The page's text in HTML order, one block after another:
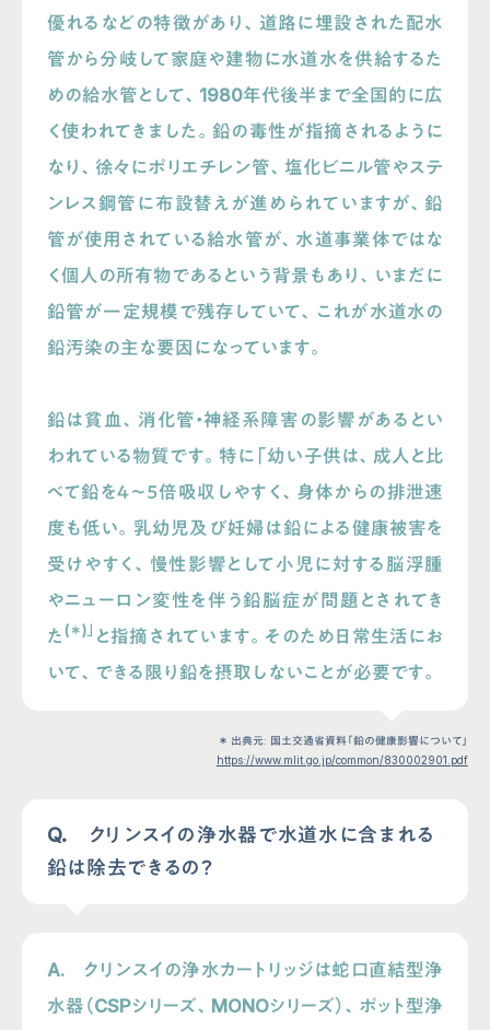
優れるなどの特徴があり、道路に埋設された配水
管から分岐して家庭や建物に水道水を供給するた
めの給水管として、1980年代後半まで全国的に広
く使われてきました。鉛の毒性が指摘されるように
なり、徐々にポリエチレン管、塩化ビニル管やステ
ンレス鋼管に布設替えが進められていますが、鉛
管が使用されている給水管が、水道事業体ではな
く個人の所有物であるという背景もあり、いまだに
鉛管が一定規模で残存していて、これが水道水の
鉛汚染の主な要因になっています。
鉛は貧血、消化管・神経系障害の影響があるとい
われている物質です。特に「幼い子供は、成人と比
べて鉛を４〜５倍吸収しやすく、身体からの排泄速
度も低い。乳幼児及び妊婦は鉛による健康被害を
受けやすく、慢性影響として小児に対する脳浮腫
やニューロン変性を伴う鉛脳症が問題とされてき
た (＊)」
と指摘されています。そのため日常生活にお
いて、できる限り鉛を摂取しないことが必要です。
＊ 出典元: 国土交通省資料「鉛の健康影響について」
https://www.mlit.go.jp/common/830002901.pdf
Q. クリンスイの浄水器で水道水に含まれる
鉛は除去できるの？
A. クリンスイの浄水カートリッジは蛇口直結型浄
水器（CSPシリーズ、MONOシリーズ）、ポット型浄